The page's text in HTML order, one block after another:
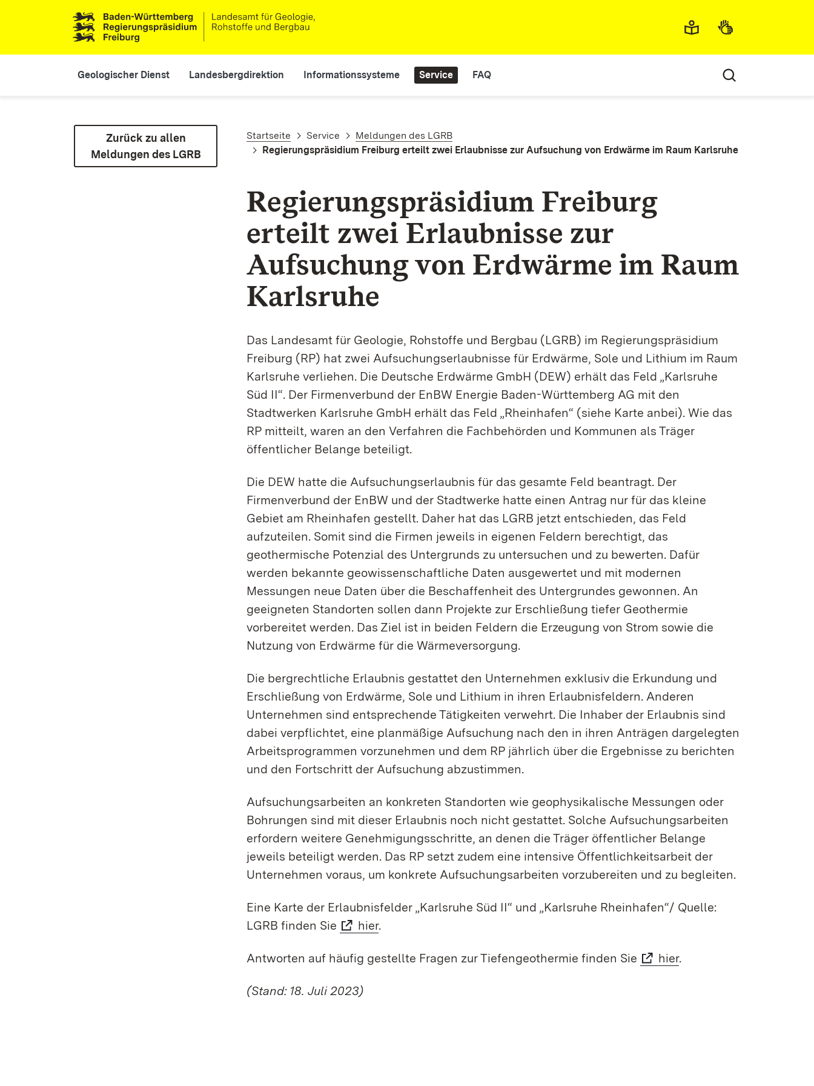
Metamenü
Main navigation
Geologischer Dienst Landesbergdirektion Informationssysteme Service FAQ
Zurück zu allen
Meldungen des LGRB
Pfadnavigation
Startseite Service
Meldungen des LGRB
Regierungspräsidium Freiburg erteilt zwei Erlaubnisse zur Aufsuchung von Erdwärme im Raum Karlsruhe
Regierungspräsidium Freiburg
erteilt zwei Erlaubnisse zur
Aufsuchung von Erdwärme im Raum
Karlsruhe
Das Landesamt für Geologie, Rohstoffe und Bergbau (LGRB) im Regierungspräsidium
Freiburg (RP) hat zwei Aufsuchungserlaubnisse für Erdwärme, Sole und Lithium im Raum
Karlsruhe verliehen. Die Deutsche Erdwärme GmbH (DEW) erhält das Feld „Karlsruhe
Süd II“. Der Firmenverbund der EnBW Energie Baden-Württemberg AG mit den
Stadtwerken Karlsruhe GmbH erhält das Feld „Rheinhafen“ (siehe Karte anbei). Wie das
RP mitteilt, waren an den Verfahren die Fachbehörden und Kommunen als Träger
öffentlicher Belange beteiligt.
Die DEW hatte die Aufsuchungserlaubnis für das gesamte Feld beantragt. Der
Firmenverbund der EnBW und der Stadtwerke hatte einen Antrag nur für das kleine
Gebiet am Rheinhafen gestellt. Daher hat das LGRB jetzt entschieden, das Feld
aufzuteilen. Somit sind die Firmen jeweils in eigenen Feldern berechtigt, das
geothermische Potenzial des Untergrunds zu untersuchen und zu bewerten. Dafür
werden bekannte geowissenschaftliche Daten ausgewertet und mit modernen
Messungen neue Daten über die Beschaffenheit des Untergrundes gewonnen. An
geeigneten Standorten sollen dann Projekte zur Erschließung tiefer Geothermie
vorbereitet werden. Das Ziel ist in beiden Feldern die Erzeugung von Strom sowie die
Nutzung von Erdwärme für die Wärmeversorgung.
Die bergrechtliche Erlaubnis gestattet den Unternehmen exklusiv die Erkundung und
Erschließung von Erdwärme, Sole und Lithium in ihren Erlaubnisfeldern. Anderen
Unternehmen sind entsprechende Tätigkeiten verwehrt. Die Inhaber der Erlaubnis sind
dabei verpflichtet, eine planmäßige Aufsuchung nach den in ihren Anträgen dargelegten
Arbeitsprogrammen vorzunehmen und dem RP jährlich über die Ergebnisse zu berichten
und den Fortschritt der Aufsuchung abzustimmen.
Aufsuchungsarbeiten an konkreten Standorten wie geophysikalische Messungen oder
Bohrungen sind mit dieser Erlaubnis noch nicht gestattet. Solche Aufsuchungsarbeiten
erfordern weitere Genehmigungsschritte, an denen die Träger öffentlicher Belange
jeweils beteiligt werden. Das RP setzt zudem eine intensive Öffentlichkeitsarbeit der
Unternehmen voraus, um konkrete Aufsuchungsarbeiten vorzubereiten und zu begleiten.
Eine Karte der Erlaubnisfelder „Karlsruhe Süd II“ und „Karlsruhe Rheinhafen“/ Quelle:
LGRB finden Sie
hier.
Antworten auf häufig gestellte Fragen zur Tiefengeothermie finden Sie hier.
(Stand: 18. Juli 2023)